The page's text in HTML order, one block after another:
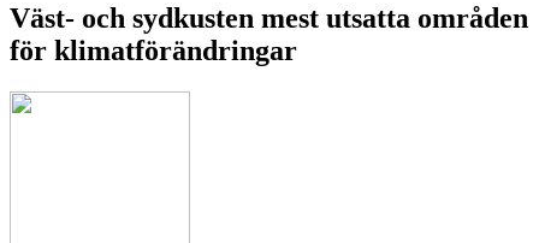
Väst- och sydkusten mest utsatta områden
för klimatförändringar